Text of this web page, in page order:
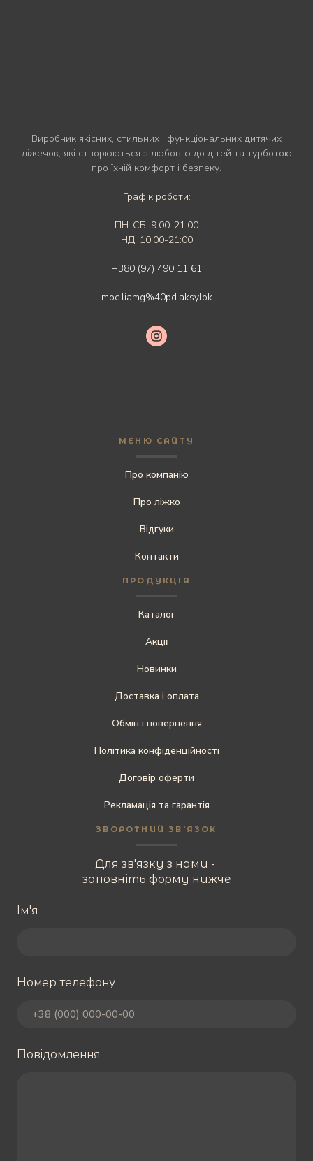
Виробник якісних, стильних і функціональних дитячих
ліжечок, які створюються з любов’ю до дітей та турботою
про їхній комфорт і безпеку.
Графік роботи:
ПН-СБ: 9:00-21:00
НД: 10:00-21:00
+380 (97) 490 11 61
moc.liamg%40pd.aksylok
МЕНЮ САЙТУ
Про компанію
Про ліжко
Відгуки
Контакти
ПРОДУКЦІЯ
Каталог
Акції
Новинки
Доставка і оплата
Обмін і повернення
Політика конфіденційності
Договір оферти
Рекламація та гарантія
ЗВОРОТНИЙ ЗВ'ЯЗОК
Для зв'язку з нами -
заповніть форму нижче
Ім'я
Номер телефону
Повідомлення